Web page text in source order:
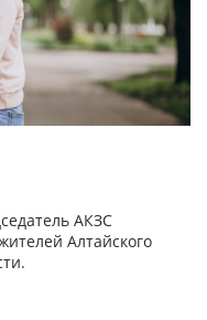
АКЗС
Алтайского